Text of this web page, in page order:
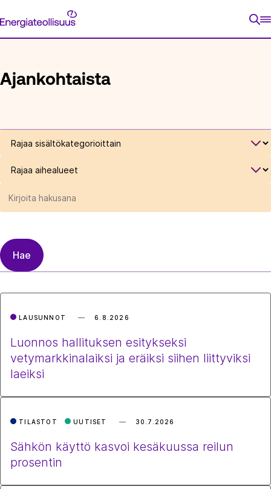
suoraan
Energiateollisuus
ETUSIVU
Ajankohtaista
Hae
LAUSUNNOT 6.8.2026
Luonnos hallituksen esitykseksi
vetymarkkinalaiksi ja eräiksi siihen liittyviksi
laeiksi
TILASTOT UUTISET 30.7.2026
Sähkön käyttö kasvoi kesäkuussa reilun
prosentin